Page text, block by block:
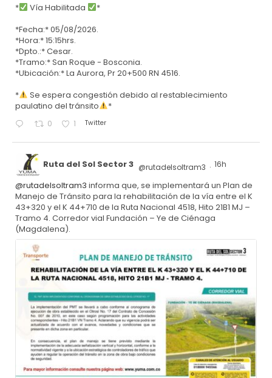
* Vía Habilitada
*
*Fecha:* 05/08/2026.
*Hora:* 15:15hrs.
*Dpto.:* Cesar.
*Tramo:* San Roque - Bosconia.
*Ubicación:* La Aurora, Pr 20+500 RN 4516.
*
Se espera congestión debido al restablecimiento
paulatino del tránsito
*
0 1 Twitter
Ruta del Sol Sector 3 @rutadelsoltram3 · 16h
@rutadelsoltram3 informa que, se implementará un Plan de
Manejo de Tránsito para la rehabilitación de la vía entre el K
43+320 y el K 44+710 de la Ruta Nacional 4518, Hito 21B1 MJ –
Tramo 4. Corredor vial Fundación – Ye de Ciénaga
(Magdalena).